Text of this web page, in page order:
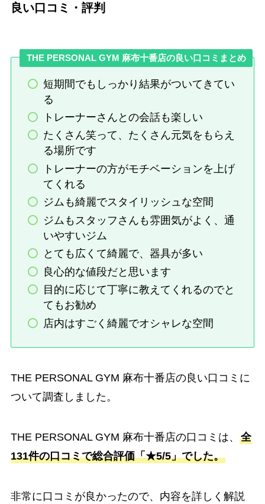
良い口コミ・評判
THE PERSONAL GYM 麻布十番店の良い口コミまとめ
短期間でもしっかり結果がついてきてい
る
トレーナーさんとの会話も楽しい
たくさん笑って、たくさん元気をもらえ
る場所です
トレーナーの方がモチベーションを上げ
てくれる
ジムも綺麗でスタイリッシュな空間
ジムもスタッフさんも雰囲気がよく、通
いやすいジム
とても広くて綺麗で、器具が多い
良心的な値段だと思います
目的に応じて丁寧に教えてくれるのでと
てもお勧め
店内はすごく綺麗でオシャレな空間
THE PERSONAL GYM 麻布十番店の良い口コミに
ついて調査しました。
THE PERSONAL GYM 麻布十番店の口コミは、 全
131件の口コミで総合評価「★5/5」でした。
非常に口コミが良かったので、内容を詳しく解説